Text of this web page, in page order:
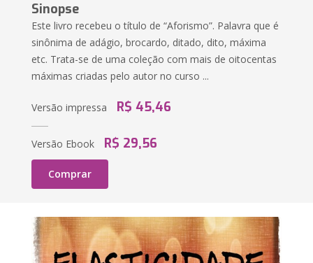
Sinopse
Este livro recebeu o título de “Aforismo”. Palavra que é
sinônima de adágio, brocardo, ditado, dito, máxima
etc. Trata-se de uma coleção com mais de oitocentas
máximas criadas pelo autor no curso ...
Versão impressa R$ 45,46
Versão Ebook R$ 29,56
Comprar